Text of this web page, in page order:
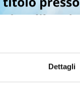
Dettagli